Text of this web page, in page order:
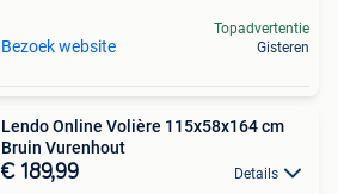
Bezoek website
Topadvertentie
Gisteren
Lendo Online Volière 115x58x164 cm
Bruin Vurenhout
€ 189,99 Details